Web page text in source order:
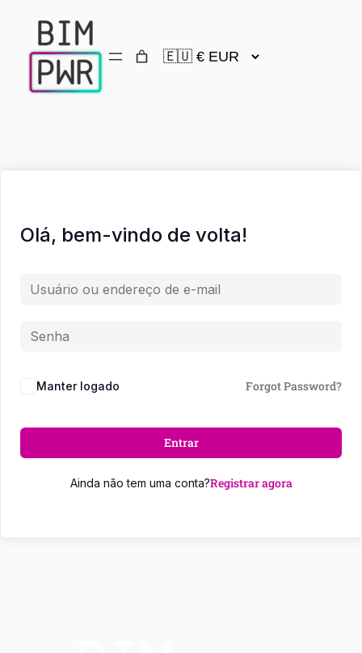
Olá, bem-vindo de volta!
Manter logado Forgot Password?
Entrar
Ainda não tem uma conta?Registrar agora